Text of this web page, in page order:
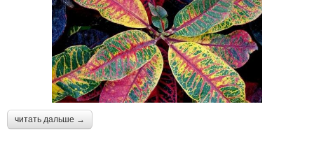
читать дальше →